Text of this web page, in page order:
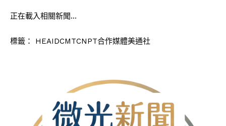
正在載入相關新聞…
標籤： HEAIDCMTCNPT合作媒體美通社